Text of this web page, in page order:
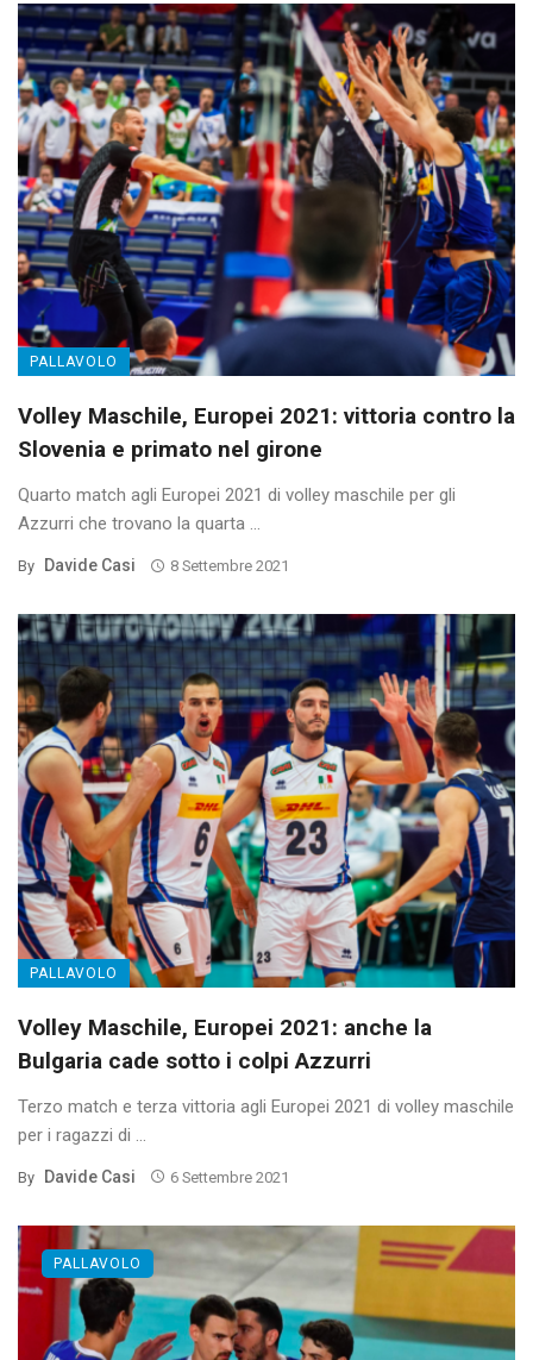
PALLAVOLO
Volley Maschile, Europei 2021: vittoria contro la
Slovenia e primato nel girone
Quarto match agli Europei 2021 di volley maschile per gli
Azzurri che trovano la quarta ...
By Davide Casi 8 Settembre 2021
PALLAVOLO
Volley Maschile, Europei 2021: anche la
Bulgaria cade sotto i colpi Azzurri
Terzo match e terza vittoria agli Europei 2021 di volley maschile
per i ragazzi di ...
By Davide Casi 6 Settembre 2021
PALLAVOLO